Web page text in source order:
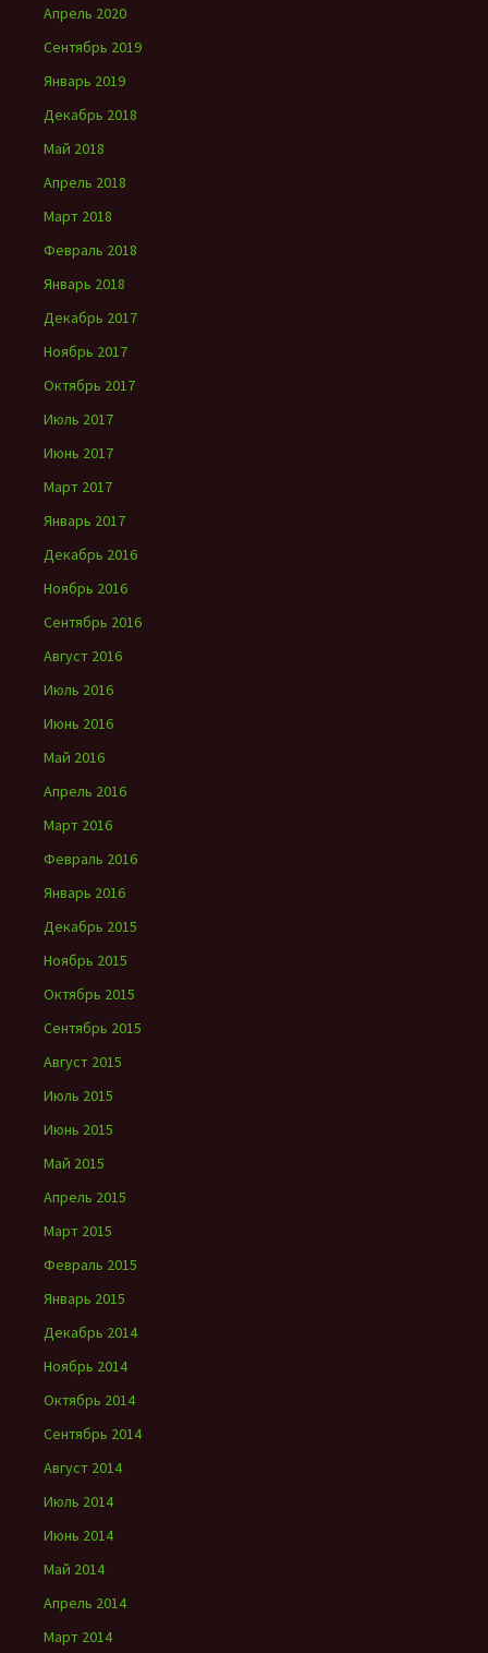
Апрель 2020
Сентябрь 2019
Январь 2019
Декабрь 2018
Май 2018
Апрель 2018
Март 2018
Февраль 2018
Январь 2018
Декабрь 2017
Ноябрь 2017
Октябрь 2017
Июль 2017
Июнь 2017
Март 2017
Январь 2017
Декабрь 2016
Ноябрь 2016
Сентябрь 2016
Август 2016
Июль 2016
Июнь 2016
Май 2016
Апрель 2016
Март 2016
Февраль 2016
Январь 2016
Декабрь 2015
Ноябрь 2015
Октябрь 2015
Сентябрь 2015
Август 2015
Июль 2015
Июнь 2015
Май 2015
Апрель 2015
Март 2015
Февраль 2015
Январь 2015
Декабрь 2014
Ноябрь 2014
Октябрь 2014
Сентябрь 2014
Август 2014
Июль 2014
Июнь 2014
Май 2014
Апрель 2014
Март 2014